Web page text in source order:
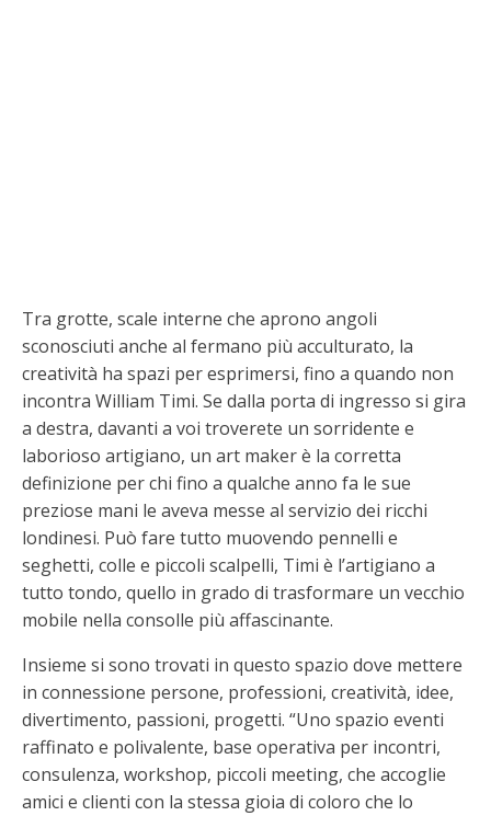
Tra grotte, scale interne che aprono angoli
sconosciuti anche al fermano più acculturato, la
creatività ha spazi per esprimersi, fino a quando non
incontra William Timi. Se dalla porta di ingresso si gira
a destra, davanti a voi troverete un sorridente e
laborioso artigiano, un art maker è la corretta
definizione per chi fino a qualche anno fa le sue
preziose mani le aveva messe al servizio dei ricchi
londinesi. Può fare tutto muovendo pennelli e
seghetti, colle e piccoli scalpelli, Timi è l’artigiano a
tutto tondo, quello in grado di trasformare un vecchio
mobile nella consolle più affascinante.
Insieme si sono trovati in questo spazio dove mettere
in connessione persone, professioni, creatività, idee,
divertimento, passioni, progetti. “Uno spazio eventi
raffinato e polivalente, base operativa per incontri,
consulenza, workshop, piccoli meeting, che accoglie
amici e clienti con la stessa gioia di coloro che lo